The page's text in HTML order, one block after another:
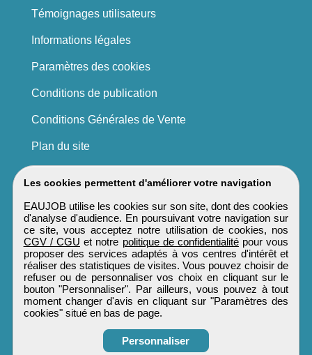
Les cookies permettent d'améliorer votre navigation
EAUJOB utilise les cookies sur son site, dont des cookies
d'analyse d'audience. En poursuivant votre navigation sur
ce site, vous acceptez notre utilisation de cookies, nos
CGV / CGU et notre politique de confidentialité pour vous
proposer des services adaptés à vos centres d'intérêt et
réaliser des statistiques de visites. Vous pouvez choisir de
refuser ou de personnaliser vos choix en cliquant sur le
bouton "Personnaliser". Par ailleurs, vous pouvez à tout
moment changer d'avis en cliquant sur "Paramètres des
cookies" situé en bas de page.
Personnaliser
Témoignages utilisateurs
Informations légales
Paramètres des cookies
Conditions de publication
Conditions Générales de Vente
Plan du site